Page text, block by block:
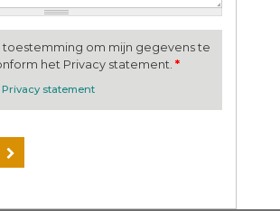
toestemming om mijn gegevens te
het Privacy statement. *
statement